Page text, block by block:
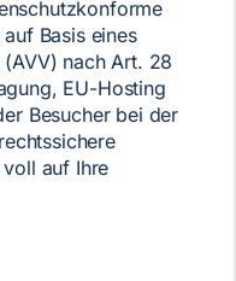
Basis eines
nach Art. 28
EU-Hosting
Besucher bei der
auf Ihre